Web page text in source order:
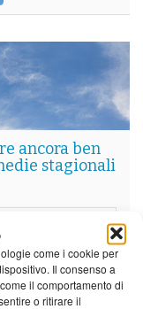
come i cookie per
Il consenso a
il comportamento di
o ritirare il
ancora ben
stagionali
|38°C 23°C|38°C